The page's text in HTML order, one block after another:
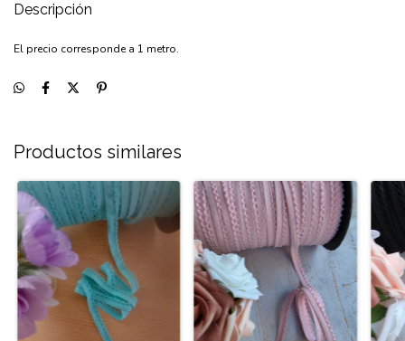
Descripción
El precio corresponde a 1 metro.
Productos similares